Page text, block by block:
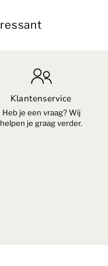
Klantenservice
Heb je een vraag? Wij
helpen je graag verder.